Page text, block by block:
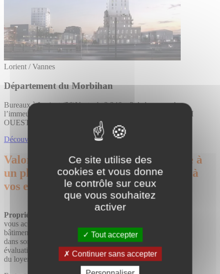
Ce site utilise des
cookies et vous donne
le contrôle sur ceux
que vous souhaitez
activer
Tout accepter
Continuer sans accepter
Lorient / Vannes
Département du Morbihan
Bureaux à Lorient (56)Vente de 2 246 m2 de bureaux dans
l’immeuble EOLIE GARE à Lorient (56).Promoteur : ADIM
OUEST.
Découvrir Département du Morbihan
Valorisez vos biens immobiliers grâce à
un plan de commercialisation adapté à
vos enjeux
Propriétaires, Bailleurs,
vous accompagne pour commercialiser vos
bâtiments : positionnement de l’opération
dans son marché, analyse concurrentielle,
évaluation, détermination du prix de vente,
du loyer de présentation et plan marketing.